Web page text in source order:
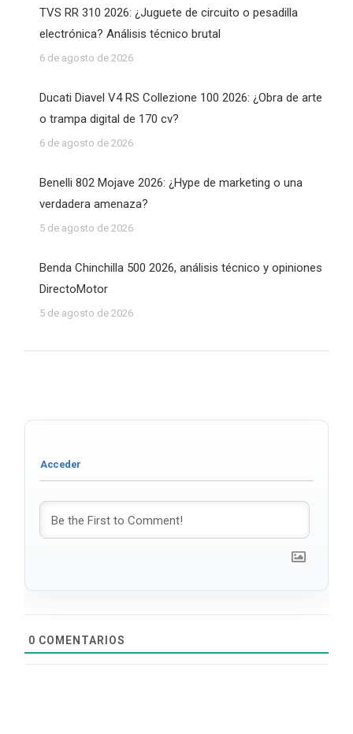
TVS RR 310 2026: ¿Juguete de circuito o pesadilla
electrónica? Análisis técnico brutal
6 de agosto de 2026
Ducati Diavel V4 RS Collezione 100 2026: ¿Obra de arte
o trampa digital de 170 cv?
6 de agosto de 2026
Benelli 802 Mojave 2026: ¿Hype de marketing o una
verdadera amenaza?
5 de agosto de 2026
Benda Chinchilla 500 2026, análisis técnico y opiniones
DirectoMotor
5 de agosto de 2026
0 COMENTARIOS